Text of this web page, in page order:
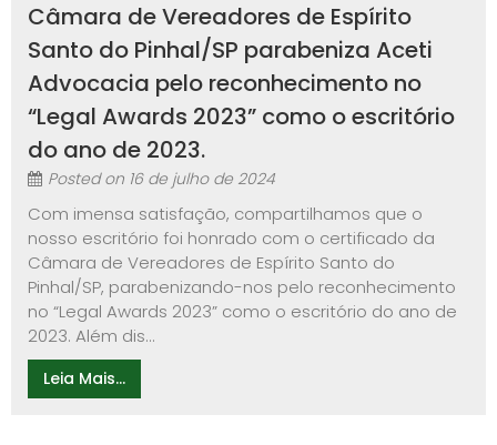
Câmara de Vereadores de Espírito
Santo do Pinhal/SP parabeniza Aceti
Advocacia pelo reconhecimento no
“Legal Awards 2023” como o escritório
do ano de 2023.
Posted on 16 de julho de 2024
Com imensa satisfação, compartilhamos que o
nosso escritório foi honrado com o certificado da
Câmara de Vereadores de Espírito Santo do
Pinhal/SP, parabenizando-nos pelo reconhecimento
no “Legal Awards 2023” como o escritório do ano de
2023. Além dis...
Leia Mais...